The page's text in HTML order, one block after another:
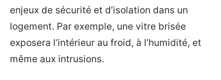
enjeux de sécurité et d’isolation dans un
logement. Par exemple, une vitre brisée
exposera l’intérieur au froid, à l’humidité, et
même aux intrusions.